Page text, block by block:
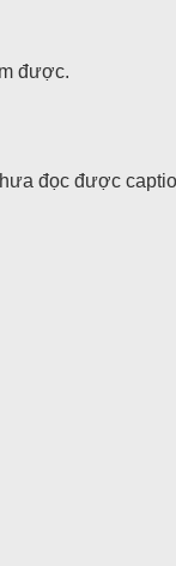
được.
đọc được